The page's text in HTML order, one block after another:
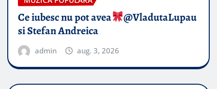
Ce iubesc nu pot avea
​@VladutaLupau
si Stefan Andreica
admin aug. 3, 2026